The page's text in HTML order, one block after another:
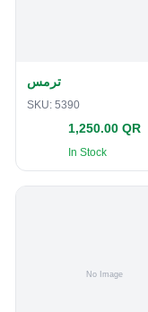
ترمس
SKU: 5390
1,250.00 QR
In Stock